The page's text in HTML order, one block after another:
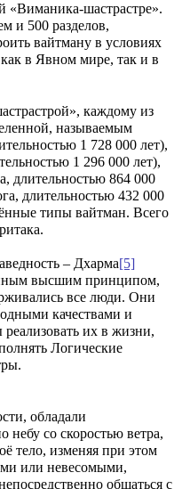
«Виманика-шастрастре».
и 500 разделов,
вайтману в условиях
в Явном мире, так и в
каждому из
называемым
1 728 000 лет),
1 296 000 лет),
длительностью 864 000
длительностью 432 000
типы вайтман. Всего
– Дхарма[5]
высшим принципом,
все люди. Они
качествами и
их в жизни,
Логические
обладали
небу со скоростью ветра,
тело, изменяя при этом
или невесомыми,
общаться с